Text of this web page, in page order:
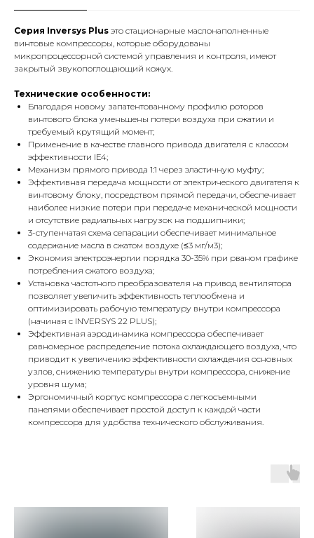
Серия Inversys Plus это стационарные маслонаполненные
винтовые компрессоры, которые оборудованы
микропроцессорной системой управления и контроля, имеют
закрытый звукопоглощающий кожух.
Технические особенности:
Благодаря новому запатентованному профилю роторов
винтового блока уменьшены потери воздуха при сжатии и
требуемый крутящий момент;
Применение в качестве главного привода двигателя с классом
эффективности IE4;
Механизм прямого привода 1:1 через эластичную муфту;
Эффективная передача мощности от электрического двигателя к
винтовому блоку, посредством прямой передачи, обеспечивает
наиболее низкие потери при передаче механической мощности
и отсутствие радиальных нагрузок на подшипники;
3-ступенчатая схема сепарации обеспечивает минимальное
содержание масла в сжатом воздухе (≤3 мг/м3);
Экономия электроэнергии порядка 30-35% при рваном графике
потребления сжатого воздуха;
Установка частотного преобразователя на привод вентилятора
позволяет увеличить эффективность теплообмена и
оптимизировать рабочую температуру внутри компрессора
(начиная с INVERSYS 22 PLUS);
Эффективная аэродинамика компрессора обеспечивает
равномерное распределение потока охлаждающего воздуха, что
приводит к увеличению эффективности охлаждения основных
узлов, снижению температуры внутри компрессора, снижение
уровня шума;
Эргономичный корпус компрессора с легкосъемными
панелями обеспечивает простой доступ к каждой части
компрессора для удобства технического обслуживания.